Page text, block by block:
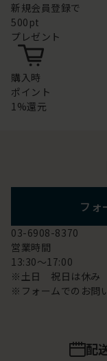
新規会員登録で
500pt
プレゼント
購入時
ポイント
1%還元
フォ
03-6908-8370
営業時間
13:30～17:00
※土日 祝日は休み
※フォームでのお問
配